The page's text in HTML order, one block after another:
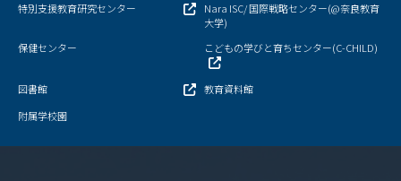
理数プロジェクト報告書
特別支援教育研究センター
Nara ISC/ 国際戦略センター(@奈良教育
大学)
保健センター
こどもの学びと育ちセンター(C-CHILD)
図書館
教育資料館
附属学校園